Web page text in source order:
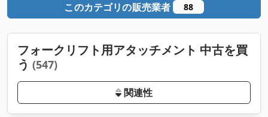
このカテゴリの販売業者 88
フォークリフト用アタッチメント 中古を買
う (547)
関連性